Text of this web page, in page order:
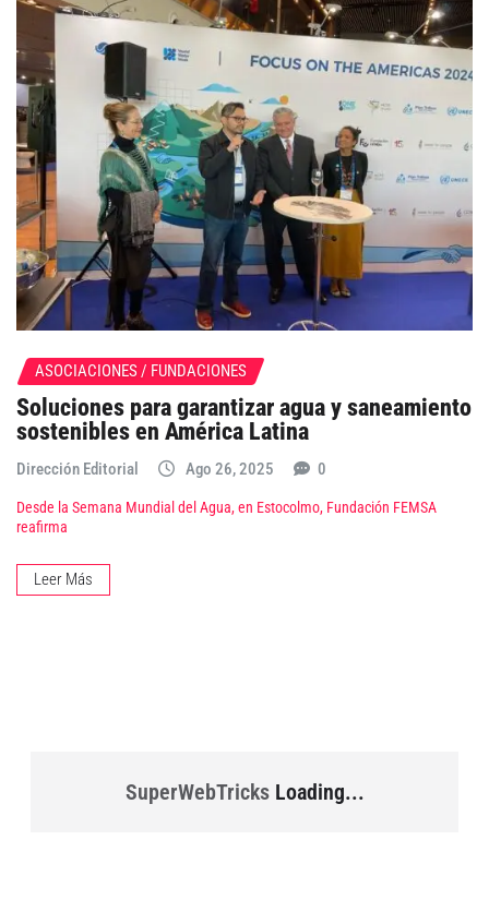
ASOCIACIONES / FUNDACIONES
Soluciones para garantizar agua y saneamiento
sostenibles en América Latina
Dirección Editorial Ago 26, 2025 0
Desde la Semana Mundial del Agua, en Estocolmo, Fundación FEMSA
reafirma
Leer Más
SuperWebTricksLoading...